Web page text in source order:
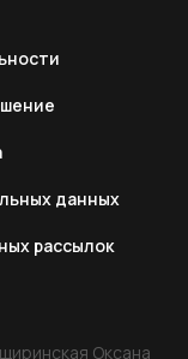
данных
рассылок
Оксана